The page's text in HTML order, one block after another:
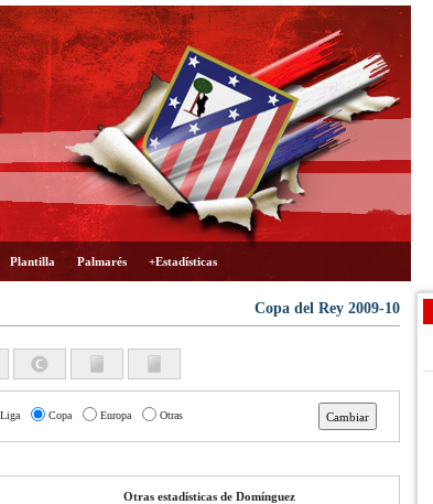
Plantilla Palmarés +Estadísticas
Copa del Rey 2009-10
Liga Copa Europa Otras
Otras estadísticas de Domínguez